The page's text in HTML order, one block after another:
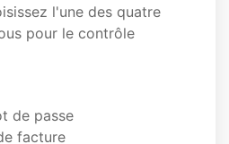
l'une des quatre
pour le contrôle
de passe
facture